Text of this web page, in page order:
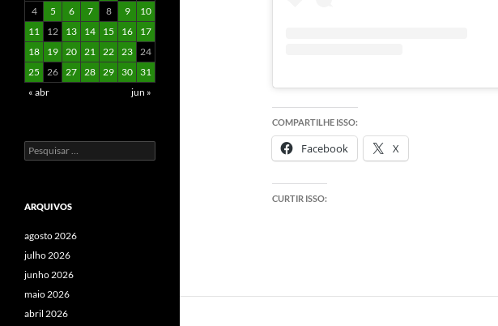
COMPARTILHE ISSO:
Facebook X
CURTIR ISSO:
4
5 6 7 8 9
10
11
12 13 14 15 16
17
18
19 20 21 22 23 24
25
26 27 28 29 30
31
« abr
jun »
Pesquisar
por:
ARQUIVOS
agosto 2026
julho 2026
junho 2026
maio 2026
abril 2026